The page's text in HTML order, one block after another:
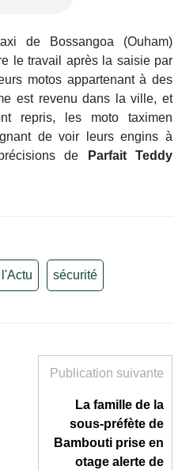
de Bossangoa (Ouham)
le travail après la saisie par
motos appartenant à des
est revenu dans la ville, et
repris, les moto taximen
de voir leurs engins à
de
Parfait Teddy
sécurité
Publication suivante
La famille de la
sous-préfète de
Bambouti prise en
otage alerte de